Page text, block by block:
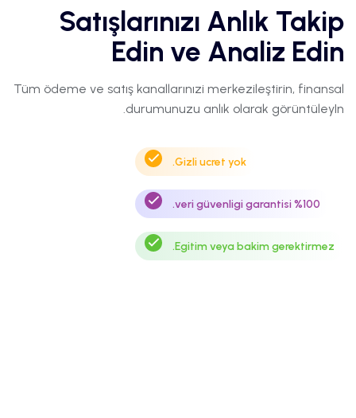
Satışlarınızı Anlık Takip
Edin ve Analiz Edin
Tüm ödeme ve satış kanallarınızi merkezileştirin, finansal
durumunuzu anlık olarak görüntüleyIn.
Gizli ucret yok.
%100 veri güvenligi garantisi.
Egitim veya bakim gerektirmez.